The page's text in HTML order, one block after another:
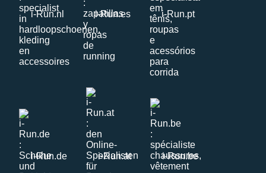
i-Run.nl i-Run.es i-Run.pt
i-Run.de i-Run.at i-Run.be